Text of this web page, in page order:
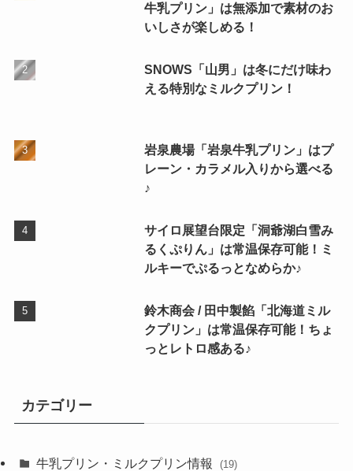
牛乳プリン」は無添加で素材のお
いしさが楽しめる！
SNOWS「山男」は冬にだけ味わ
える特別なミルクプリン！
岩泉農場「岩泉牛乳プリン」はプ
レーン・カラメル入りから選べる
♪
サイロ展望台限定「洞爺湖白雪み
るくぷりん」は常温保存可能！ミ
ルキーでぷるっとなめらか♪
鈴木商会 / 田中製餡「北海道ミル
クプリン」は常温保存可能！ちょ
っとレトロ感ある♪
カテゴリー
牛乳プリン・ミルクプリン情報 (19)